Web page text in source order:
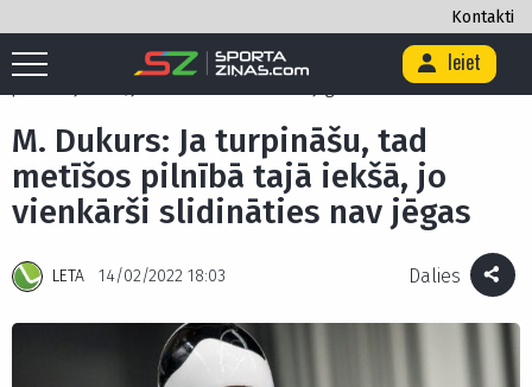
Kontakti
Ieiet
Sākums Olimpiskās spēles / M. Dukurs: Ja turpināšu, tad metīšos
M. Dukurs: Ja turpināšu, tad
metīšos pilnībā tajā iekšā, jo
vienkārši slidināties nav jēgas
LETA 14/02/2022 18:03 Dalies